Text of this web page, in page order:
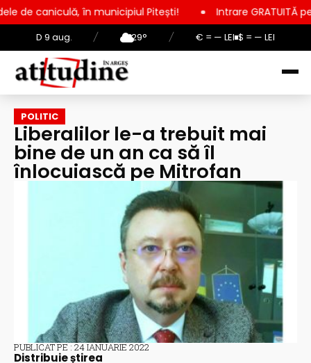
D 9 aug. / 29° / € = — LEI $ = — LEI
în municipiul Pitești! Intrare GRATUITĂ pentru copii,
POLITIC
Liberalilor le-a trebuit mai
bine de un an ca să îl
înlocuiască pe Mitrofan
PUBLICAT PE : 24 IANUARIE 2022
Distribuie știrea